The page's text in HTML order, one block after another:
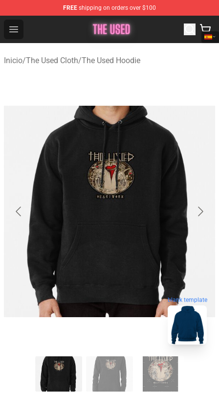
FREE shipping on orders over $100
Open menu
The Used Store - Official The Used Merchandise Shop
Inicio/The Used Cloth/The Used Hoodie
blank template